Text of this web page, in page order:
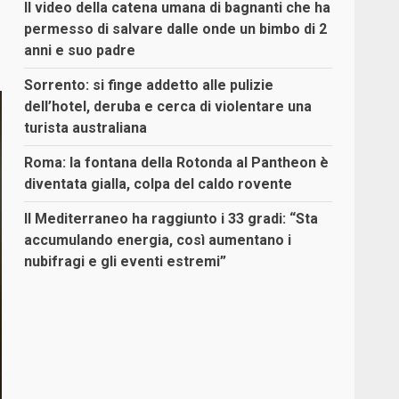
Il video della catena umana di bagnanti che ha
permesso di salvare dalle onde un bimbo di 2
anni e suo padre
Sorrento: si finge addetto alle pulizie
dell’hotel, deruba e cerca di violentare una
turista australiana
Roma: la fontana della Rotonda al Pantheon è
diventata gialla, colpa del caldo rovente
Il Mediterraneo ha raggiunto i 33 gradi: “Sta
accumulando energia, così aumentano i
nubifragi e gli eventi estremi”